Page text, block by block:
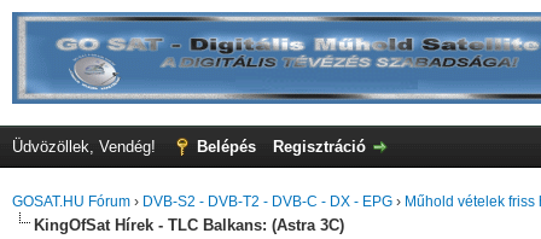
Üdvözöllek, Vendég! Belépés Regisztráció
GOSAT.HU Fórum › DVB-S2 - DVB-T2 - DVB-C - DX - EPG › Műhold vételek friss
KingOfSat Hírek - TLC Balkans: (Astra 3C)